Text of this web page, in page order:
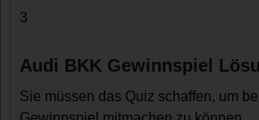
3
Audi BKK Gewinnspiel
Sie müssen das Quiz schaffen, um